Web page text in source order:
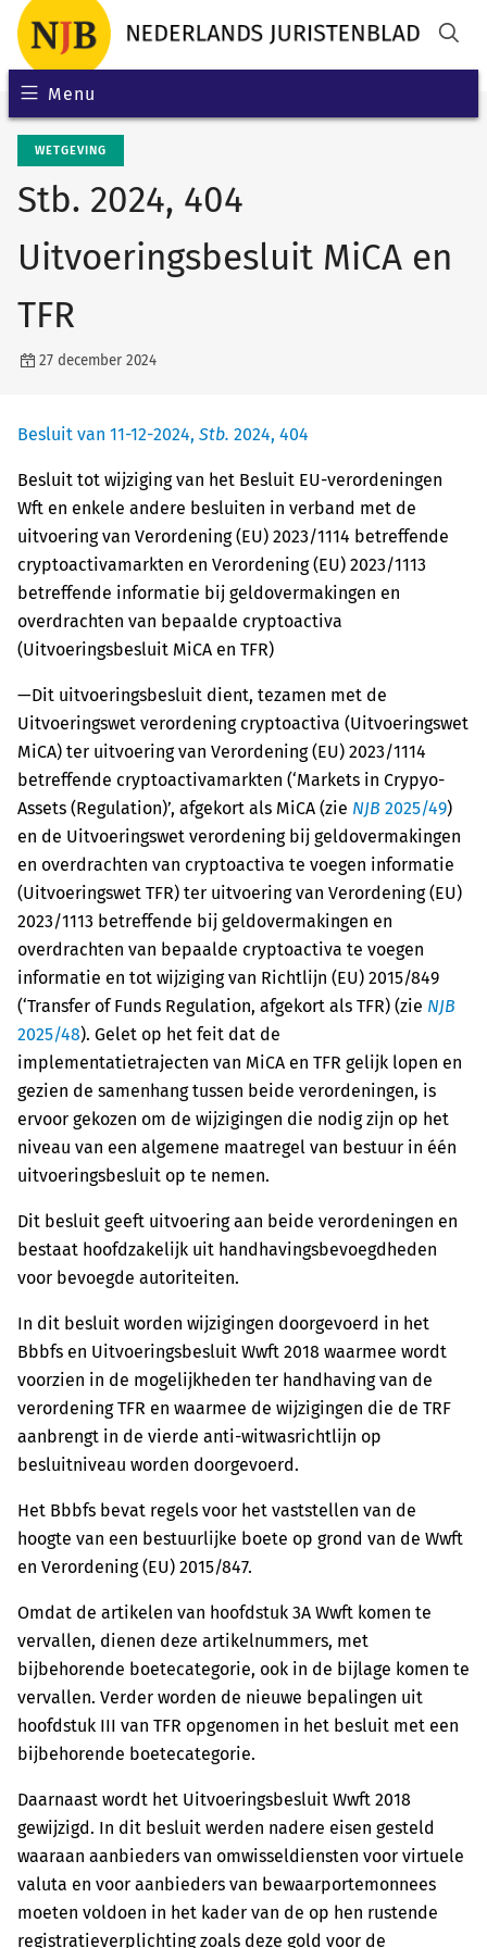
Menu
WETGEVING
Stb. 2024, 404
Uitvoeringsbesluit MiCA en
TFR
27 december 2024
Besluit van 11-12-2024, Stb. 2024, 404
Besluit tot wijziging van het Besluit EU-verordeningen
Wft en enkele andere besluiten in verband met de
uitvoering van Verordening (EU) 2023/1114 betreffende
cryptoactivamarkten en Verordening (EU) 2023/1113
betreffende informatie bij geldovermakingen en
overdrachten van bepaalde cryptoactiva
(Uitvoeringsbesluit MiCA en TFR)
—Dit uitvoeringsbesluit dient, tezamen met de
Uitvoeringswet verordening cryptoactiva (Uitvoeringswet
MiCA) ter uitvoering van Verordening (EU) 2023/1114
betreffende cryptoactivamarkten (‘Markets in Crypyo-
Assets (Regulation)’, afgekort als MiCA (zie NJB 2025/49)
en de Uitvoeringswet verordening bij geldovermakingen
en overdrachten van cryptoactiva te voegen informatie
(Uitvoeringswet TFR) ter uitvoering van Verordening (EU)
2023/1113 betreffende bij geldovermakingen en
overdrachten van bepaalde cryptoactiva te voegen
informatie en tot wijziging van Richtlijn (EU) 2015/849
(‘Transfer of Funds Regulation, afgekort als TFR) (zie NJB
2025/48). Gelet op het feit dat de
implementatietrajecten van MiCA en TFR gelijk lopen en
gezien de samenhang tussen beide verordeningen, is
ervoor gekozen om de wijzigingen die nodig zijn op het
niveau van een algemene maatregel van bestuur in één
uitvoeringsbesluit op te nemen.
Dit besluit geeft uitvoering aan beide verordeningen en
bestaat hoofdzakelijk uit handhavingsbevoegdheden
voor bevoegde autoriteiten.
In dit besluit worden wijzigingen doorgevoerd in het
Bbbfs en Uitvoeringsbesluit Wwft 2018 waarmee wordt
voorzien in de mogelijkheden ter handhaving van de
verordening TFR en waarmee de wijzigingen die de TRF
aanbrengt in de vierde anti-witwasrichtlijn op
besluitniveau worden doorgevoerd.
Het Bbbfs bevat regels voor het vaststellen van de
hoogte van een bestuurlijke boete op grond van de Wwft
en Verordening (EU) 2015/847.
Omdat de artikelen van hoofdstuk 3A Wwft komen te
vervallen, dienen deze artikelnummers, met
bijbehorende boetecategorie, ook in de bijlage komen te
vervallen. Verder worden de nieuwe bepalingen uit
hoofdstuk III van TFR opgenomen in het besluit met een
bijbehorende boetecategorie.
Daarnaast wordt het Uitvoeringsbesluit Wwft 2018
gewijzigd. In dit besluit werden nadere eisen gesteld
waaraan aanbieders van omwisseldiensten voor virtuele
valuta en voor aanbieders van bewaarportemonnees
moeten voldoen in het kader van de op hen rustende
registratieverplichting zoals deze gold voor de